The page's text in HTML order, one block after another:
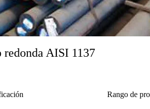
redonda AISI 1137
Rango de